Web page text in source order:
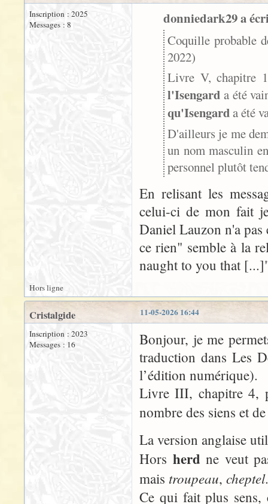
Inscription : 2025
Messages : 8
donniedark29 a
Coquille probable
2022)
Livre V, chapitre
l'Isengard a été
qu'Isengarda été
D'ailleurs je me
un nom masculin
personnel plutôt
En relisant les
celui-ci de mon fait
Daniel Lauzon n'a
ce rien" semble à la
naught to you that
Hors ligne
11-05-2026 16:44
Cristalgide
Inscription : 2023
Messages : 16
Bonjour, je me
traduction dans Les
l’édition numérique).
Livre III, chapitre 4,
nombre des siens et
La version anglaise
Hors herd ne veut
mais troupeau, cheptel.
Ce qui fait plus sens,